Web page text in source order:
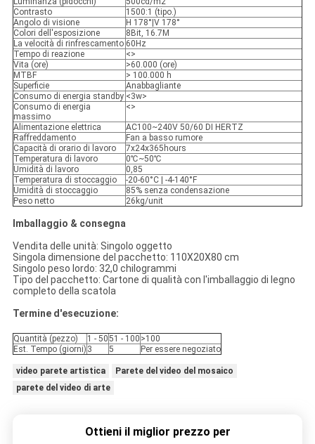
Contrasto
1500:1 (tipo.)
Angolo di visione
H 178°|V 178°
Colori dell'esposizione
8Bit, 16.7M
La velocità di rinfrescamento 60Hz
Tempo di reazione
<>
Vita (ore)
>60.000 (ore)
MTBF
> 100.000 h
Superficie
Anabbagliante
Consumo di energia standby <3w>
Consumo di energia
massimo
<>
Alimentazione elettrica
AC100~240V 50/60 DI HERTZ
Raffreddamento
Fan a basso rumore
Capacità di orario di lavoro
7x24x365hours
Temperatura di lavoro
0℃~50℃
Umidità di lavoro
0,85
Temperatura di stoccaggio
-20-60°C | -4-140°F
Umidità di stoccaggio
85% senza condensazione
Peso netto
26kg/unit
Imballaggio & consegna
Vendita delle unità: Singolo oggetto
Singola dimensione del pacchetto: 110X20X80 cm
Singolo peso lordo: 32,0 chilogrammi
Tipo del pacchetto: Cartone di qualità con l'imballaggio di legno
completo della scatola
Termine d'esecuzione:
Quantità (pezzo) 1 - 5051 - 100 >100
Est. Tempo (giorni) 3 5 Per essere negoziato
video parete artistica
Parete del video del mosaico
parete del video di arte
Ottieni il miglior prezzo per